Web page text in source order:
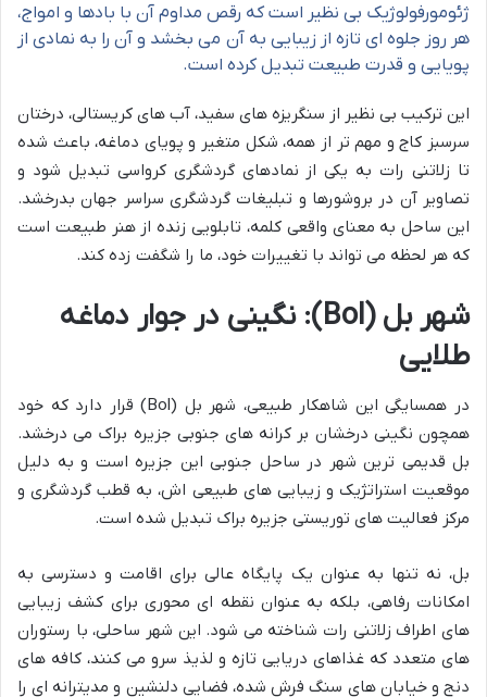
ژئومورفولوژیک بی نظیر است که رقص مداوم آن با بادها و امواج،
هر روز جلوه ای تازه از زیبایی به آن می بخشد و آن را به نمادی از
پویایی و قدرت طبیعت تبدیل کرده است.
این ترکیب بی نظیر از سنگریزه های سفید، آب های کریستالی، درختان
سرسبز کاج و مهم تر از همه، شکل متغیر و پویای دماغه، باعث شده
تا زلاتنی رات به یکی از نمادهای گردشگری کرواسی تبدیل شود و
تصاویر آن در بروشورها و تبلیغات گردشگری سراسر جهان بدرخشد.
این ساحل به معنای واقعی کلمه، تابلویی زنده از هنر طبیعت است
که هر لحظه می تواند با تغییرات خود، ما را شگفت زده کند.
شهر بل (Bol): نگینی در جوار دماغه
طلایی
در همسایگی این شاهکار طبیعی، شهر بل (Bol) قرار دارد که خود
همچون نگینی درخشان بر کرانه های جنوبی جزیره براک می درخشد.
بل قدیمی ترین شهر در ساحل جنوبی این جزیره است و به دلیل
موقعیت استراتژیک و زیبایی های طبیعی اش، به قطب گردشگری و
مرکز فعالیت های توریستی جزیره براک تبدیل شده است.
بل، نه تنها به عنوان یک پایگاه عالی برای اقامت و دسترسی به
امکانات رفاهی، بلکه به عنوان نقطه ای محوری برای کشف زیبایی
های اطراف زلاتنی رات شناخته می شود. این شهر ساحلی، با رستوران
های متعدد که غذاهای دریایی تازه و لذیذ سرو می کنند، کافه های
دنج و خیابان های سنگ فرش شده، فضایی دلنشین و مدیترانه ای را